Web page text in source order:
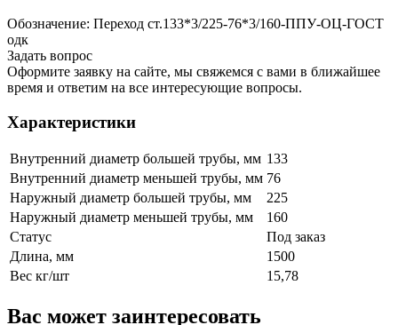
Обозначение: Переход ст.133*3/225-76*3/160-ППУ-ОЦ-ГОСТ
одк
Задать вопрос
Оформите заявку на сайте, мы свяжемся с вами в ближайшее
время и ответим на все интересующие вопросы.
Характеристики
Внутренний диаметр большей трубы, мм 133
Внутренний диаметр меньшей трубы, мм 76
Наружный диаметр большей трубы, мм
225
Наружный диаметр меньшей трубы, мм
160
Статус
Под заказ
Длина, мм
1500
Вес кг/шт
15,78
Вас может заинтересовать